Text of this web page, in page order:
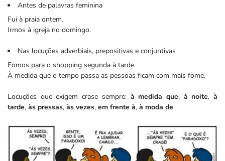
Religião
Antes de palavras feminina
Fui à praia ontem.
Irmos à igreja no domingo.
Nas locuções adverbiais, prepositivas e conjuntivas
Fomos para o shopping segunda à tarde.
À medida que o tempo passa as pessoas ficam com mais fome.
Locuções que exigem crase sempre: à medida que, à noite,à
tarde, às pressas, às vezes, em frente à, à moda de.